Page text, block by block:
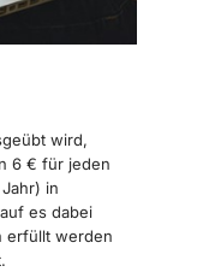
wird,
6 € für jeden
in
es dabei
erfüllt werden